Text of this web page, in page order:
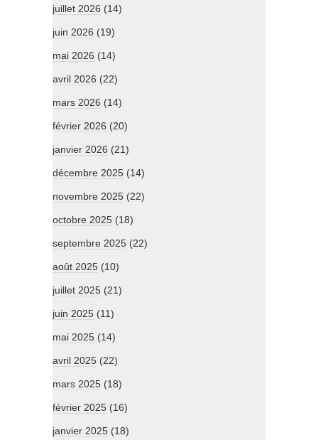
juillet 2026 (14)
juin 2026 (19)
mai 2026 (14)
avril 2026 (22)
mars 2026 (14)
février 2026 (20)
janvier 2026 (21)
décembre 2025 (14)
novembre 2025 (22)
octobre 2025 (18)
septembre 2025 (22)
août 2025 (10)
juillet 2025 (21)
juin 2025 (11)
mai 2025 (14)
avril 2025 (22)
mars 2025 (18)
février 2025 (16)
janvier 2025 (18)